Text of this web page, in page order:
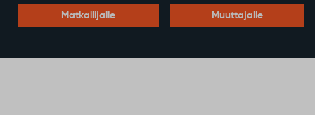
Matkailijalle Muuttajalle